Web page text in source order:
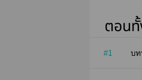
ตอน
#1 บท